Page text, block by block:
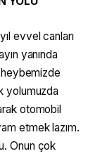
evvel canları
yanında
yolumuzda
otomobil
etmek lazım.
Onun çok